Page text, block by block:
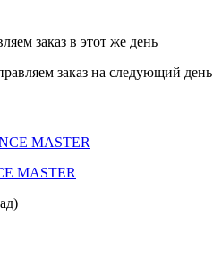
заказ в этот же день
заказ на следующий день
MASTER